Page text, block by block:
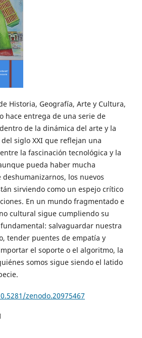
Historia, Geografía, Arte y Cultura,
hace entrega de una serie de
de la dinámica del arte y la
siglo XXI que reflejan una
la fascinación tecnológica y la
pueda haber mucha
los nuevos
sirviendo como un espejo crítico
En un mundo fragmentado e
cultural sigue cumpliendo su
salvaguardar nuestra
tender puentes de empatía y
el soporte o el algoritmo, la
somos sigue siendo el latido
zenodo.20975467